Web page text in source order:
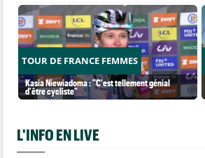
TOUR DE FRANCE FEMMES
Kasia Niewiadoma : "C'est tellement génial
d'être cycliste"
L'INFO EN LIVE